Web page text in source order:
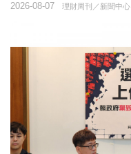
理財周刊／新聞中心
2026-08-07